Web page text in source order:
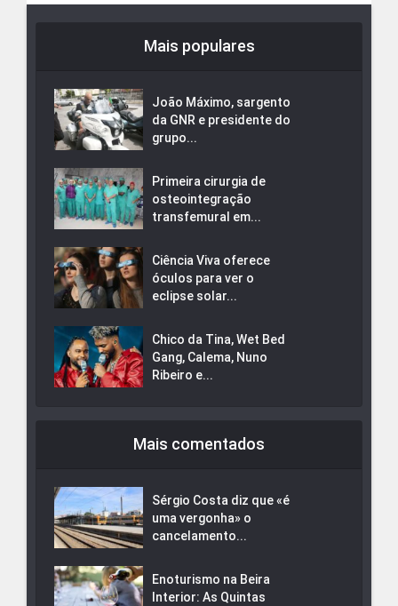
Mais populares
João Máximo, sargento
da GNR e presidente do
grupo...
Primeira cirurgia de
osteointegração
transfemural em...
Ciência Viva oferece
óculos para ver o
eclipse solar...
Chico da Tina, Wet Bed
Gang, Calema, Nuno
Ribeiro e...
Mais comentados
Sérgio Costa diz que «é
uma vergonha» o
cancelamento...
Enoturismo na Beira
Interior: As Quintas